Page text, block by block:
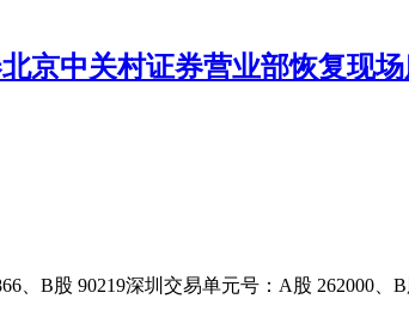
京中关村证券营业部恢复现
、B股 90219深圳交易单元号：A股 262000、B